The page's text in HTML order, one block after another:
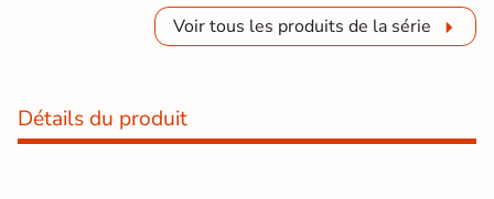
Voir tous les produits de la série
Détails du produit